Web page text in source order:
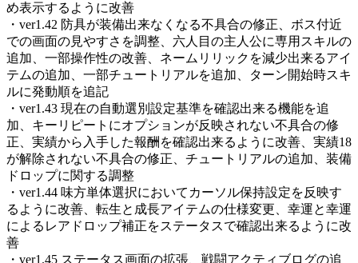
め表示するように改善
・ver1.42 防具が装備出来なくなる不具合の修正、ボス付近
での画面の見やすさを調整、六人目の主人公に専用スキルの
追加、一部操作性の改善、ネームリリックを減少出来るアイ
テムの追加、一部チュートリアルを追加、ターン開始時スキ
ルに発動順を追記
・ver1.43 現在の自動選別設定基準を確認出来る機能を追
加、キーリピートにオプションが反映されない不具合の修
正、実績から入手した報酬を確認出来るように改善、実績18
が解除されない不具合の修正、チュートリアルの追加、装備
ドロップに関する調整
・ver1.44 味方単体選択においてカーソル保持設定を反映す
るように改善、転生と成長アイテムの仕様変更、幸運と幸運
によるレアドロップ補正をステータスで確認出来るように改
善
・ver1.45 ステータス画面の拡張、戦闘アクティブログの追